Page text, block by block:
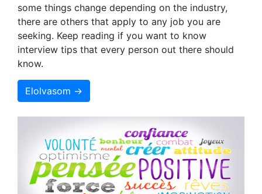
some things change depending on the industry,
there are others that apply to any job you are
seeking. Keep reading if you want to know
interview tips that every person out there should
know.
Elolvasom →